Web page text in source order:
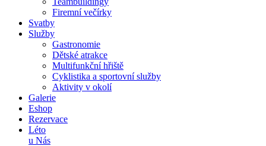
Firemní večírky
Svatby
Služby
Gastronomie
Dětské atrakce
Multifunkční hřiště
Cyklistika a sportovní služby
Aktivity v okolí
Galerie
Eshop
Rezervace
Léto
u Nás